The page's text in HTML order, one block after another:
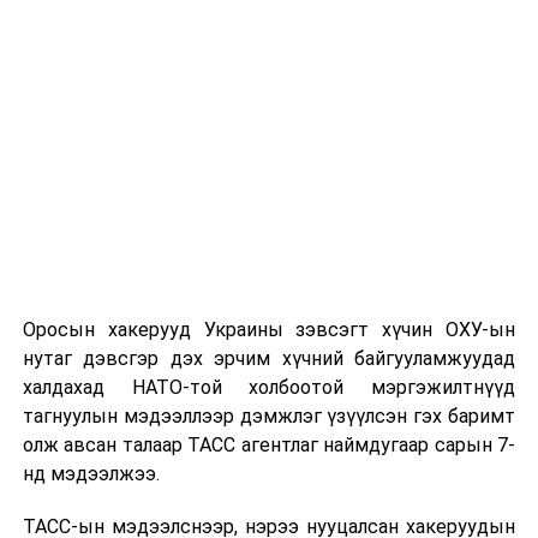
Япон улс өнгөрсөн дайны түүхээс сургамж авч,
дайны эмгэнэлт явдлыг дахин давтахаас зайлсхийх
ёстойг уриалжээ.
Оросын хакерууд Украины зэвсэгт хүчин ОХУ-ын
нутаг дэвсгэр дэх эрчим хүчний байгууламжуудад
халдахад НАТО-той холбоотой мэргэжилтнүүд
тагнуулын мэдээллээр дэмжлэг үзүүлсэн гэх баримт
олж авсан талаар ТАСС агентлаг наймдугаар сарын 7-
нд мэдээлжээ.
ТАСС-ын мэдээлснээр, нэрээ нууцалсан хакеруудын